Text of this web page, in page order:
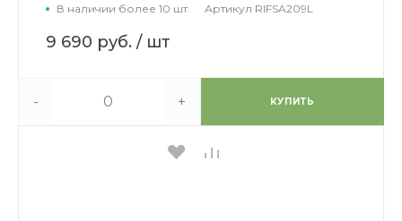
В наличии более 10 шт. Артикул RIFSA209L
9 690 руб. / шт
- + КУПИТЬ